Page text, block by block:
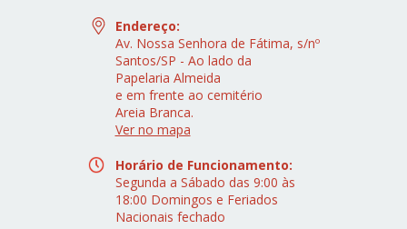
Endereço:
Av. Nossa Senhora de Fátima, s/nº
Santos/SP - Ao lado da
Papelaria Almeida
e em frente ao cemitério
Areia Branca.
Ver no mapa
Horário de Funcionamento:
Segunda a Sábado das 9:00 às
18:00 Domingos e Feriados
Nacionais fechado